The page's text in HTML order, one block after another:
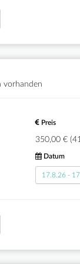
vorhanden
Preis
350,00 €
Datum
17.8.26 -